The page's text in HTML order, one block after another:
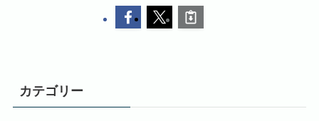
カテゴリー